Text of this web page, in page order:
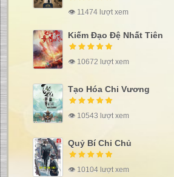
👁 11474 lượt xem
Kiếm Đạo Đệ Nhất Tiên
👁 10672 lượt xem
Tạo Hóa Chi Vương
👁 10543 lượt xem
Quỷ Bí Chi Chủ
👁 10104 lượt xem